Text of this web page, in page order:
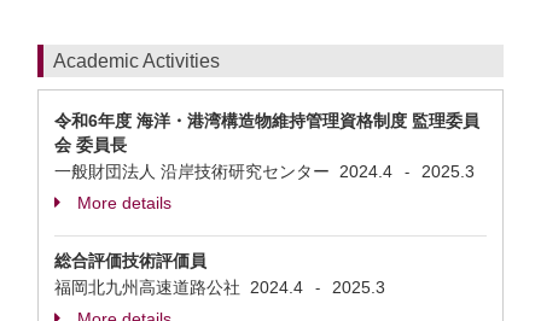
Academic Activities
令和6年度 海洋・港湾構造物維持管理資格制度 監理委員
会 委員長
一般財団法人 沿岸技術研究センター 2024.4 -
2025.3
More details
総合評価技術評価員
福岡北九州高速道路公社 2024.4 -
2025.3